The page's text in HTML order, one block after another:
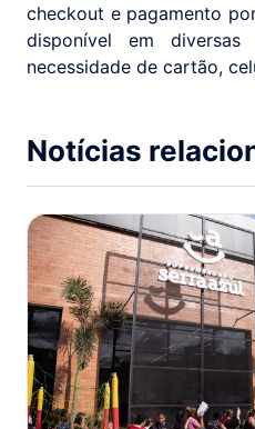
checkout e pagamento
disponível em diversas
necessidade de cartão,
Notícias